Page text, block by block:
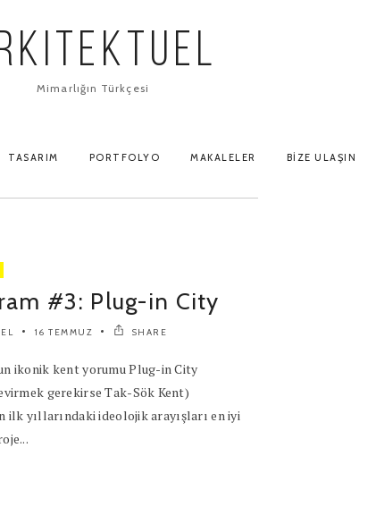
Mimarlığın Türkçesi
TASARIM PORTFOLYO MAKALELER BIZE ULAŞIN
#3: Plug-in City
16 TEMMUZ SHARE
ikonik kent yorumu Plug-in City
gerekirse Tak-Sök Kent)
ilk yıllarındaki ideolojik arayışları en iyi